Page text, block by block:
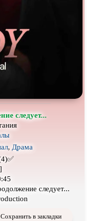
следует...
, Драма
следует...
Сохранить в закладки